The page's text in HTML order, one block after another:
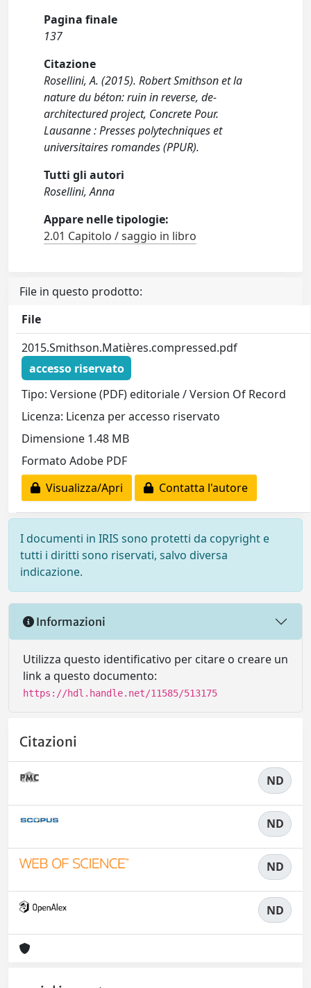
Pagina finale
137
Citazione
Rosellini, A. (2015). Robert Smithson et la
nature du béton: ruin in reverse, de-
architectured project, Concrete Pour.
Lausanne : Presses polytechniques et
universitaires romandes (PPUR).
Tutti gli autori
Rosellini, Anna
Appare nelle tipologie:
2.01 Capitolo / saggio in libro
File in questo prodotto:
File
2015.Smithson.Matières.compressed.pdf
accesso riservato
Tipo: Versione (PDF) editoriale / Version Of Record
Licenza: Licenza per accesso riservato
Dimensione 1.48 MB
Formato Adobe PDF
Visualizza/Apri
Contatta l'autore
I documenti in IRIS sono protetti da copyright e
tutti i diritti sono riservati, salvo diversa
indicazione.
Informazioni
Utilizza questo identificativo per citare o creare un
link a questo documento:
https://hdl.handle.net/11585/513175
Citazioni
ND
ND
ND
ND